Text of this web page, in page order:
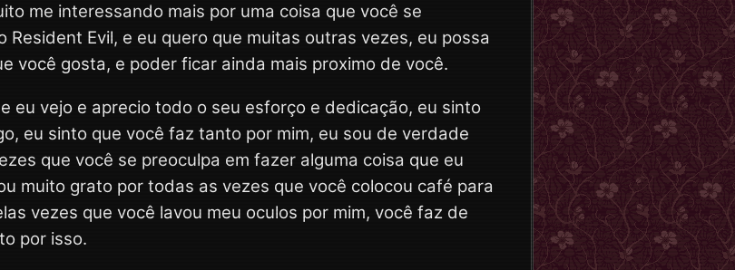
me interessando mais por uma coisa que você se
Resident Evil, e eu quero que muitas outras vezes, eu possa
você gosta, e poder ficar ainda mais proximo de você.
eu vejo e aprecio todo o seu esforço e dedicação, eu sinto
eu sinto que você faz tanto por mim, eu sou de verdade
que você se preoculpa em fazer alguma coisa que eu
muito grato por todas as vezes que você colocou café para
vezes que você lavou meu oculos por mim, você faz de
por isso.